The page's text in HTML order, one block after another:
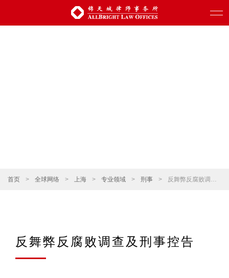
首页 > 全球网络 > 上海 > 专业领域 > 刑事 > 反舞弊反腐败调查及刑事控告
反舞弊反腐败调查及刑事控告